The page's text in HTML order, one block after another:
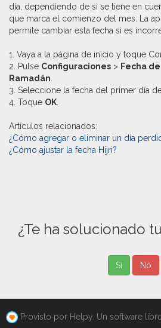
día, dependiendo de si se tiene en
que marca el comienzo del mes. La
permite cambiar esta fecha si es
1. Vaya a la página de inicio y toque
2. Pulse Configuraciones > Fecha
Ramadán
3. Seleccione la fecha del primer día de
4. Toque OK
Artículos relacionados:
¿Cómo agregar o eliminar un día
¿Cómo ajustar la fecha Hijri?
¿Te ha solucionado
Si No
Provisto por Helpy. Un software